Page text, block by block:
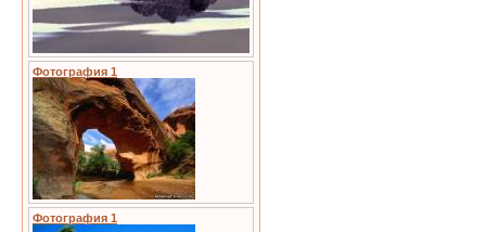
Фотография 1
Фотография 1